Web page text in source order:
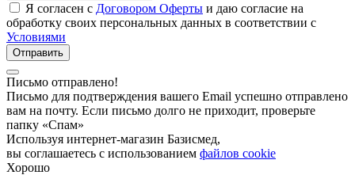
Я согласен с Договором Оферты и даю согласие на
обработку своих персональных данных в соответствии с
Условиями
Отправить
Письмо отправлено!
Письмо для подтверждения вашего Email успешно отправлено
вам на почту. Если письмо долго не приходит, проверьте
папку «Спам»
Используя интернет-магазин Базисмед,
вы соглашаетесь с использованием файлов cookie
Хорошо